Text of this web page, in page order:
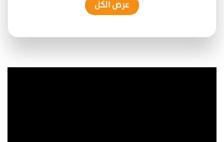
عرض الكل